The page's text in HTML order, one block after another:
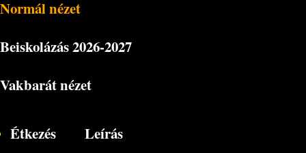
Normál nézet
Beiskolázás2026-2027
Vakbarát nézet
Étkezés
Leírás